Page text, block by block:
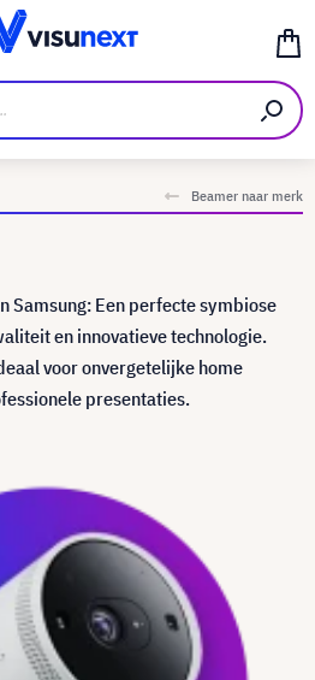
Beamer naar merk
Samsung: Een perfecte symbiose
en innovatieve technologie.
voor onvergetelijke home
presentaties.